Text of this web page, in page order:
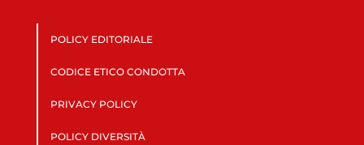
POLICY EDITORIALE
CODICE ETICO CONDOTTA
PRIVACY POLICY
POLICY DIVERSITÀ